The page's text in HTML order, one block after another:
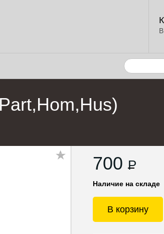
700 P
Наличие на складе
В корзину